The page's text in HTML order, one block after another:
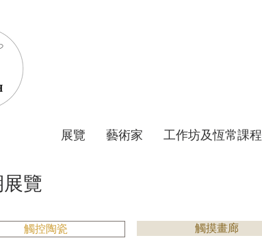
展覽 藝術家 工作坊及恆常課程
覽
觸控陶瓷 觸摸畫廊